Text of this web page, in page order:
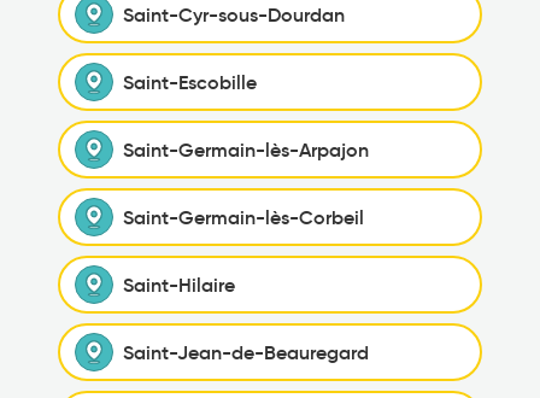
Saint-Cyr-sous-Dourdan
Saint-Escobille
Saint-Germain-lès-Arpajon
Saint-Germain-lès-Corbeil
Saint-Hilaire
Saint-Jean-de-Beauregard